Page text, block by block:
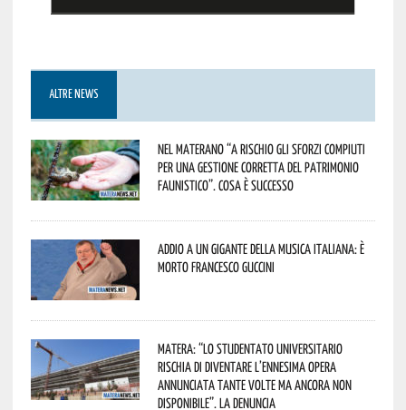
ALTRE NEWS
Nel materano “a rischio gli sforzi compiuti
per una gestione corretta del patrimonio
faunistico”. Cosa è successo
Addio a un gigante della musica italiana: è
morto Francesco Guccini
Matera: “Lo studentato universitario
rischia di diventare l’ennesima opera
annunciata tante volte ma ancora non
disponibile”. La denuncia